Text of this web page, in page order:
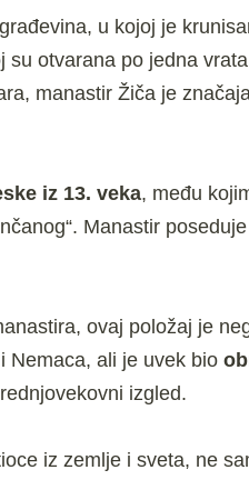
u kojoj je
otvarana po jedna
manastir Žiča je
iz 13. veka, među
Manastir
ovaj položaj je
Nemaca, ali je uvek bio
izgled.
iz zemlje i sveta, ne